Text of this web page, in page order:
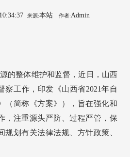
来源:本站 作者:Admin
整体维护和监督，近日，山西
察工作，印发《山西省2021年自
（简称《方案》），旨在强化和
，注重源头严防、过程严管，保
规划有关法律法规、方针政策、